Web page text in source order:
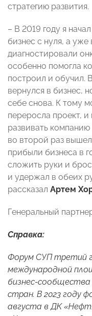
стратегию развития.
– В 2019 году я
бизнес с нуля, а уже
диагностировали
особенно помогла
построил и обучил.
вернулся в бизнес,
себе снова. К тому
переросла проект,
развивать компанию
во второй раз
прибыли бизнеса в
сложить руки и
и удержал в обеих
рассказал Артем
Генеральный
Справка:
Форум СУП третий
международной
бизнес-сообщества
стран. В 2023 году
августа в ДК